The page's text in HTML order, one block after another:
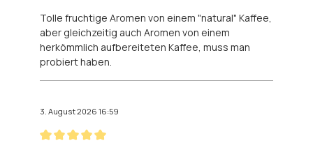
Tolle fruchtige Aromen von einem "natural" Kaffee,
aber gleichzeitig auch Aromen von einem
herkömmlich aufbereiteten Kaffee, muss man
probiert haben.
3. August 2026 16:59